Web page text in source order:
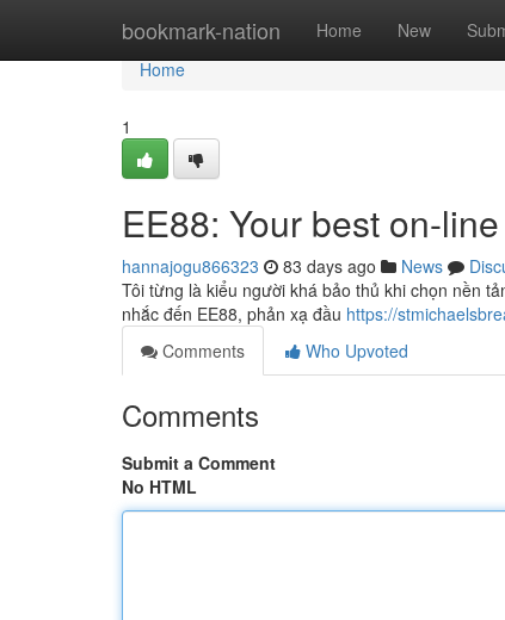
bookmark-nation Home New
Home
Home
1
EE88: Your best on-
hannajogu866323 83 days ago News
Tôi từng là kiểu người khá bảo thủ khi chọn nền
nhắc đến EE88, phản xạ đầu https://
Comments
Who Upvoted
Comments
Submit a Comment
No HTML